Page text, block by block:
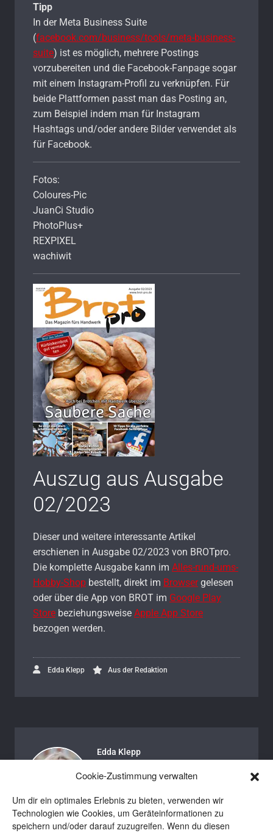
Cookie-Zustimmung verwalten
Um dir ein optimales Erlebnis zu bieten, verwenden wir
Technologien wie Cookies, um Geräteinformationen zu
speichern und/oder darauf zuzugreifen. Wenn du diesen
Tipp
In der Meta Business Suite
(facebook.com/business/tools/meta-business-
suite) ist es möglich, mehrere Postings
vorzubereiten und die Facebook-Fanpage sogar
mit einem Instagram-Profil zu verknüpfen. Für
beide Plattformen passt man das Posting an,
zum Beispiel indem man für Instagram
Hashtags und/oder andere Bilder verwendet als
für Facebook.
Fotos:
Coloures-Pic
JuanCi Studio
PhotoPlus+
REXPIXEL
wachiwit
Auszug aus Ausgabe
02/2023
Dieser und weitere interessante Artikel
erschienen in Ausgabe 02/2023 von BROTpro.
Die komplette Ausgabe kann im Alles-rund-ums-
Hobby-Shop bestellt, direkt im Browsergelesen
oder über die App von BROT im Google Play
Store beziehungsweise Apple App Store
bezogen werden.
Edda Klepp Aus der Redaktion
Edda Klepp
Edda ist Autorin bei BROTpro und
der backenden Branche und ist auch
privat eine begeisterte Brotbäckerin.